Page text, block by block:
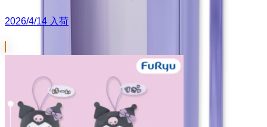
2026/4/14 入荷